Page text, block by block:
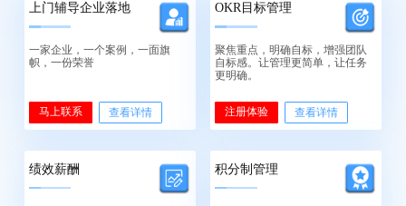
上门辅导企业落地
一家企业，一个案例，一面旗
帜，一份荣誉
马上联系 查看详情
OKR目标管理
聚焦重点，明确自标，增强团队
自标感。让管理更简单，让任务
更明确。
注册体验 查看详情
绩效薪酬 积分制管理